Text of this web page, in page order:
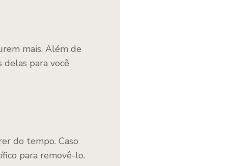
mais. Além de
para você
do tempo. Caso
para removê-lo.